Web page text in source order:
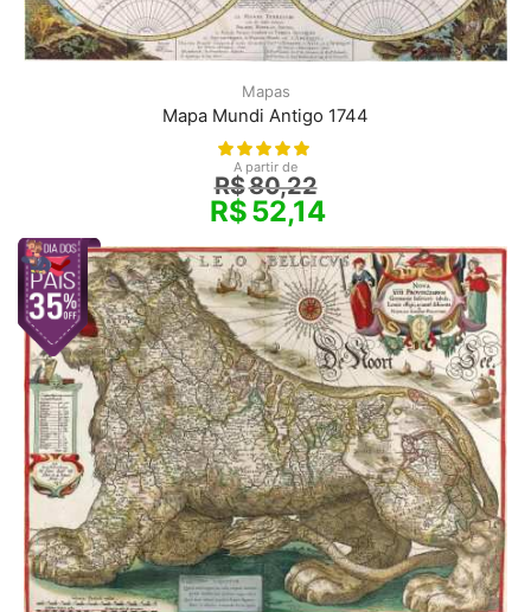
Mapas
Mapa Mundi Antigo 1744
A partir de
R$80,22
R$52,14